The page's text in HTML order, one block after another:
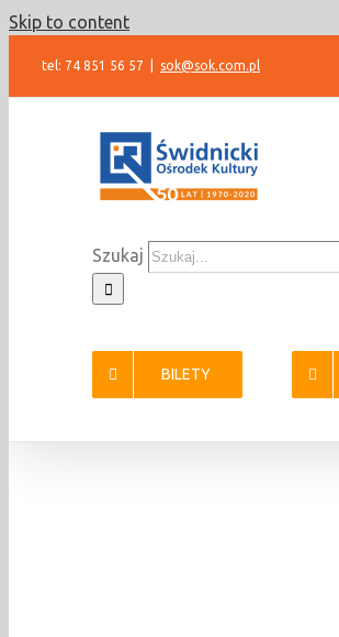
Skip to content
tel: 74 851 56 57 sok@sok.com.pl
Szukaj
BILETY